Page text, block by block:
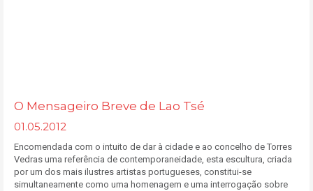
O Mensageiro Breve de Lao Tsé
01.05.2012
Encomendada com o intuito de dar à cidade e ao concelho de Torres
Vedras uma referência de contemporaneidade, esta escultura, criada
por um dos mais ilustres artistas portugueses, constitui-se
simultaneamente como uma homenagem e uma interrogação sobre